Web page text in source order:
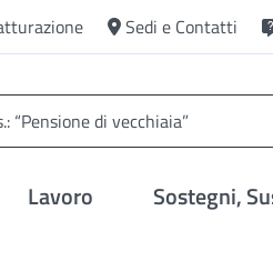
Sedi e Contatti
Lavoro Sostegni,